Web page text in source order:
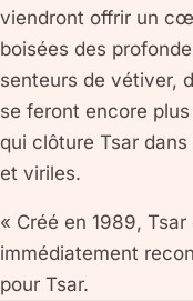
viendront offrir un
boisées des
senteurs de vétiver,
se feront encore
qui clôture Tsar
et viriles.
« Créé en 1989,
immédiatement
pour Tsar.